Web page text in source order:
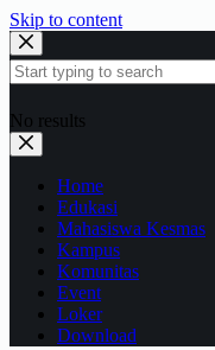
Skip to content
No results
Home
Edukasi
Mahasiswa Kesmas
Kampus
Komunitas
Event
Loker
Download